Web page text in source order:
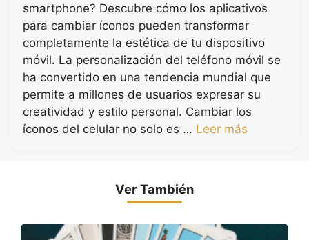
smartphone? Descubre cómo los aplicativos
para cambiar íconos pueden transformar
completamente la estética de tu dispositivo
móvil. La personalización del teléfono móvil se
ha convertido en una tendencia mundial que
permite a millones de usuarios expresar su
creatividad y estilo personal. Cambiar los
íconos del celular no solo es … Leer más
Ver También